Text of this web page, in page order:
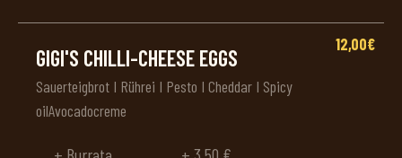
GIGI'S CHILLI-CHEESE EGGS
Sauerteigbrot I Rührei I Pesto I Cheddar I Spicy
oilAvocadocreme
12,00€